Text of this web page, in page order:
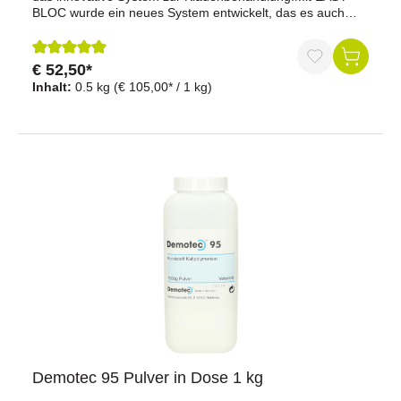
BLOC wurde ein neues System entwickelt, das es auch
Lahmheiten einfach, schnell und kostengünstig zu
Durchschnittliche Bewertung von 5 von 5 Sternen
Inhalt: 0.5 kg (€ 105,00* / 1 kg)
€ 52,50*
Demotec 95 Pulver in Dose 1 kg